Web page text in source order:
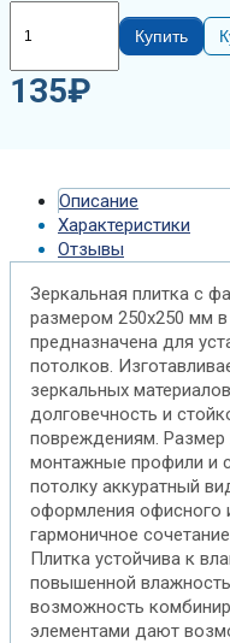
Купить
135₽
Описание
Характеристики
Отзывы
Зеркальная плитка с
размером 250х250 мм
предназначена для
потолков.
зеркальных
долговечность и
повреждениям. Размер
монтажные профили и
потолку аккуратный
оформления офисного
гармоничное
Плитка устойчива к
повышенной
возможность
элементами дают